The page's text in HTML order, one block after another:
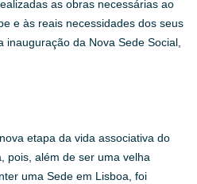
as obras necessárias ao
e às reais necessidades dos seus
da Nova Sede Social,
etapa da vida associativa do
pois, além de ser uma velha
uma Sede em Lisboa, foi